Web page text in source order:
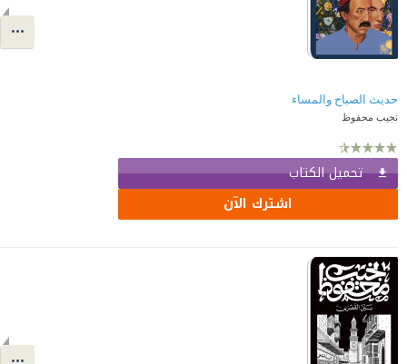
حديث الصباح والمساء
نجيب محفوظ
تحميل الكتاب
اشترك الآن